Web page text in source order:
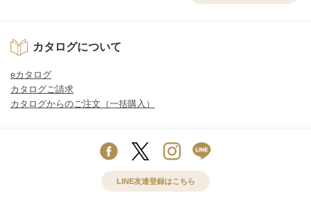
カタログについて
eカタログ
カタログご請求
カタログからのご注文（一括購入）
LINE友達登録はこちら